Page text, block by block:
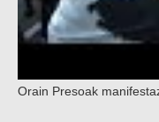
Orain Presoak